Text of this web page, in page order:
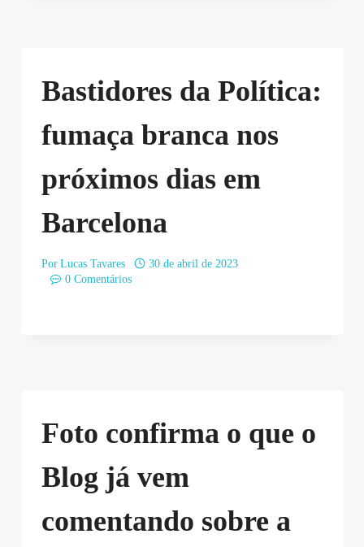
Bastidores da Política:
fumaça branca nos
próximos dias em
Barcelona
Por Lucas Tavares
30 de abril de 2023
0 Comentários
Foto confirma o que o
Blog já vem
comentando sobre a